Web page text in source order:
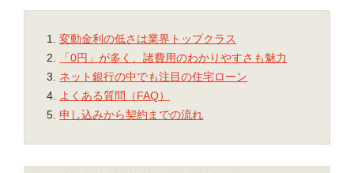
変動金利の低さは業界トップクラス
「0円」が多く、諸費用のわかりやすさも魅力
ネット銀行の中でも注目の住宅ローン
よくある質問（FAQ）
申し込みから契約までの流れ